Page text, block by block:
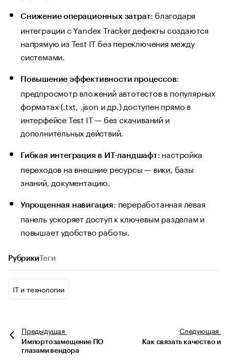
Снижение операционных затрат: благодаря
интеграции с Yandex Tracker дефекты создаются
напрямую из Test IT без переключения между
системами.
Повышение эффективности процессов:
предпросмотр вложений автотестов в популярных
форматах (.txt, .json и др.) доступен прямо в
интерфейсе Test IT — без скачиваний и
дополнительных действий.
Гибкая интеграция в ИТ-ландшафт: настройка
переходов на внешние ресурсы — вики, базы
знаний, документацию.
Упрощенная навигация: переработанная левая
панель ускоряет доступ к ключевым разделам и
повышает удобство работы.
Рубрики Теги
IT и технологии
Предыдущая
Импортозамещение ПО
глазами вендора
Следующая
Как связать качество и